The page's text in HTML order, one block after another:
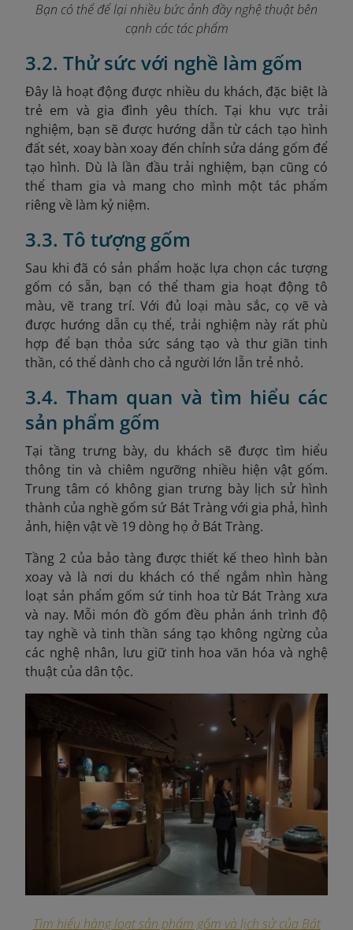
Bạn có thể để lại nhiều bức ảnh đầy nghệ thuật bên
cạnh các tác phẩm
3.2. Thử sức với nghề làm gốm
Đây là hoạt động được nhiều du khách, đặc biệt là
trẻ em và gia đình yêu thích. Tại khu vực trải
nghiệm, bạn sẽ được hướng dẫn từ cách tạo hình
đất sét, xoay bàn xoay đến chỉnh sửa dáng gốm để
tạo hình. Dù là lần đầu trải nghiệm, bạn cũng có
thể tham gia và mang cho mình một tác phẩm
riêng về làm kỷ niệm.
3.3. Tô tượng gốm
Sau khi đã có sản phẩm hoặc lựa chọn các tượng
gốm có sẵn, bạn có thể tham gia hoạt động tô
màu, vẽ trang trí. Với đủ loại màu sắc, cọ vẽ và
được hướng dẫn cụ thể, trải nghiệm này rất phù
hợp để bạn thỏa sức sáng tạo và thư giãn tinh
thần, có thể dành cho cả người lớn lẫn trẻ nhỏ.
3.4. Tham quan và tìm hiểu các
sản phẩm gốm
Tại tầng trưng bày, du khách sẽ được tìm hiểu
thông tin và chiêm ngưỡng nhiều hiện vật gốm.
Trung tâm có không gian trưng bày lịch sử hình
thành của nghề gốm sứ Bát Tràng với gia phả, hình
ảnh, hiện vật về 19 dòng họ ở Bát Tràng.
Tầng 2 của bảo tàng được thiết kế theo hình bàn
xoay và là nơi du khách có thể ngắm nhìn hàng
loạt sản phẩm gốm sứ tinh hoa từ Bát Tràng xưa
và nay. Mỗi món đồ gốm đều phản ánh trình độ
tay nghề và tinh thần sáng tạo không ngừng của
các nghệ nhân, lưu giữ tinh hoa văn hóa và nghệ
thuật của dân tộc.
Tìm hiểu hàng loạt sản phẩm gốm và lịch sử của Bát